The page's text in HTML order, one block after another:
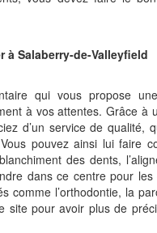
à Salaberry-de-Valleyfield
qui vous propose
à vos attentes. Grâce à
d’un service de qualité,
pouvez ainsi lui faire
des dents,
dans ce centre pour les
comme l’orthodontie, la
site pour avoir plus de